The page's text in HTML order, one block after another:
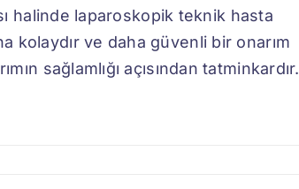
halinde laparoskopik teknik hasta
kolaydır ve daha güvenli bir onarım
sağlamlığı açısından tatminkardır.